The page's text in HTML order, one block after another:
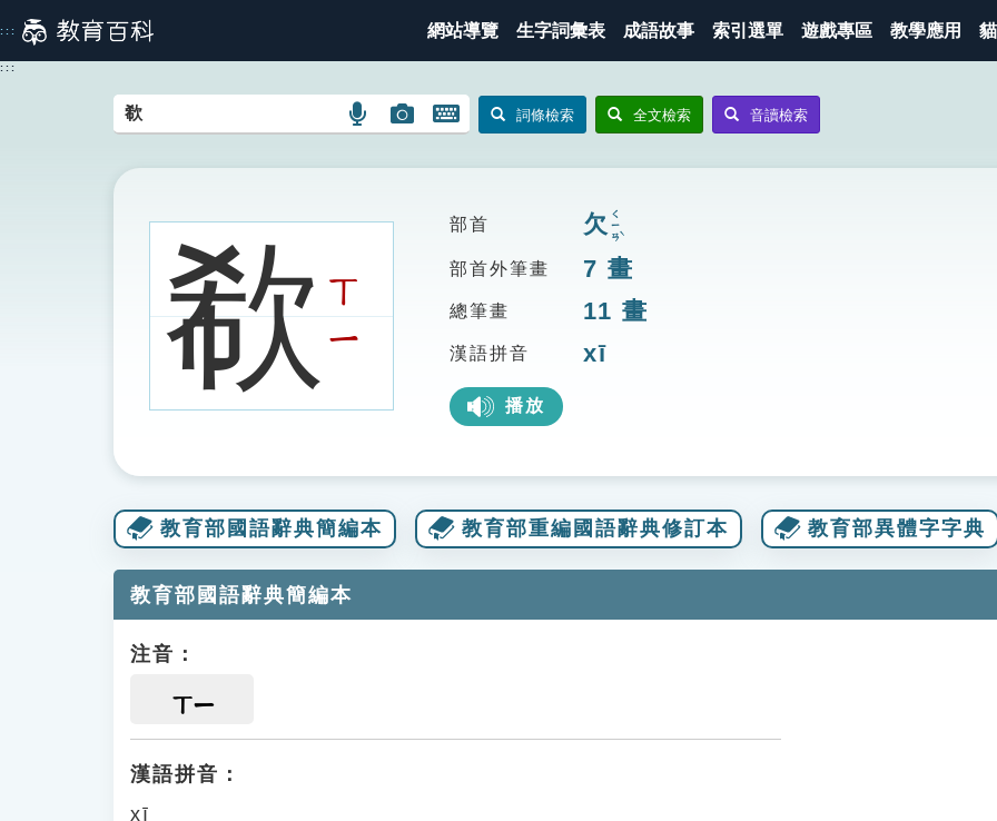
到
主
::: 網站導覽 生字詞彙表 成語故事 索引選單 遊戲專區 教學應用
:::
語
搜
圖
圖
搜
開
鍵
圖
詞條檢索 全文檢索 音讀檢索
欷ㄒ
ㄧ
部首 欠ㄑㄧㄢˋ
部首外筆畫 7 畫
總筆畫 11 畫
漢語拼音 xī
播放
教育部國語辭典簡編本 教育部重編國語辭典修訂本 教育部異體字字典
教育部國語辭典簡編本
注音：
ㄒㄧ
漢語拼音：
xī